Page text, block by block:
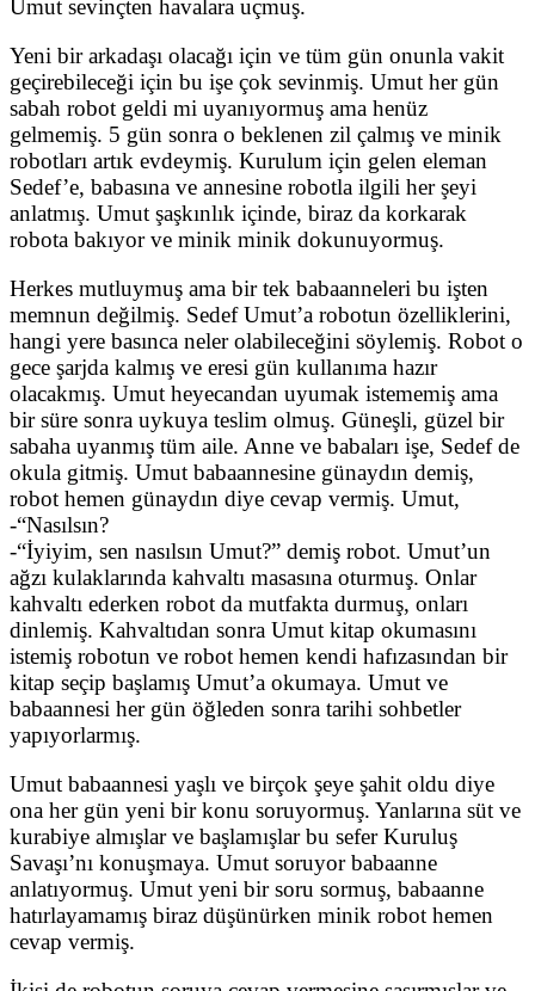
Umut sevinçten havalara uçmuş.
Yeni bir arkadaşı olacağı için ve tüm gün onunla vakit
geçirebileceği için bu işe çok sevinmiş. Umut her gün
sabah robot geldi mi uyanıyormuş ama henüz
gelmemiş. 5 gün sonra o beklenen zil çalmış ve minik
robotları artık evdeymiş. Kurulum için gelen eleman
Sedef’e, babasına ve annesine robotla ilgili her şeyi
anlatmış. Umut şaşkınlık içinde, biraz da korkarak
robota bakıyor ve minik minik dokunuyormuş.
Herkes mutluymuş ama bir tek babaanneleri bu işten
memnun değilmiş. Sedef Umut’a robotun özelliklerini,
hangi yere basınca neler olabileceğini söylemiş. Robot o
gece şarjda kalmış ve eresi gün kullanıma hazır
olacakmış. Umut heyecandan uyumak istememiş ama
bir süre sonra uykuya teslim olmuş. Güneşli, güzel bir
sabaha uyanmış tüm aile. Anne ve babaları işe, Sedef de
okula gitmiş. Umut babaannesine günaydın demiş,
robot hemen günaydın diye cevap vermiş. Umut,
-“Nasılsın?
-“İyiyim, sen nasılsın Umut?” demiş robot. Umut’un
ağzı kulaklarında kahvaltı masasına oturmuş. Onlar
kahvaltı ederken robot da mutfakta durmuş, onları
dinlemiş. Kahvaltıdan sonra Umut kitap okumasını
istemiş robotun ve robot hemen kendi hafızasından bir
kitap seçip başlamış Umut’a okumaya. Umut ve
babaannesi her gün öğleden sonra tarihi sohbetler
yapıyorlarmış.
Umut babaannesi yaşlı ve birçok şeye şahit oldu diye
ona her gün yeni bir konu soruyormuş. Yanlarına süt ve
kurabiye almışlar ve başlamışlar bu sefer Kuruluş
Savaşı’nı konuşmaya. Umut soruyor babaanne
anlatıyormuş. Umut yeni bir soru sormuş, babaanne
hatırlayamamış biraz düşünürken minik robot hemen
cevap vermiş.